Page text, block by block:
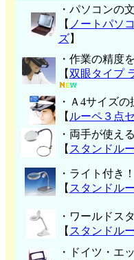
・パソコンの
【 ノートパソ
ズ】
・作業の精度
【双眼タイプ
・Ａ4サイズ
【 ルーペ３点
・両手が使える
【 スタンドル
・ライト付き！
【 スタンドル
・ワールドス
【 スタンドル
・ドイツ・エ